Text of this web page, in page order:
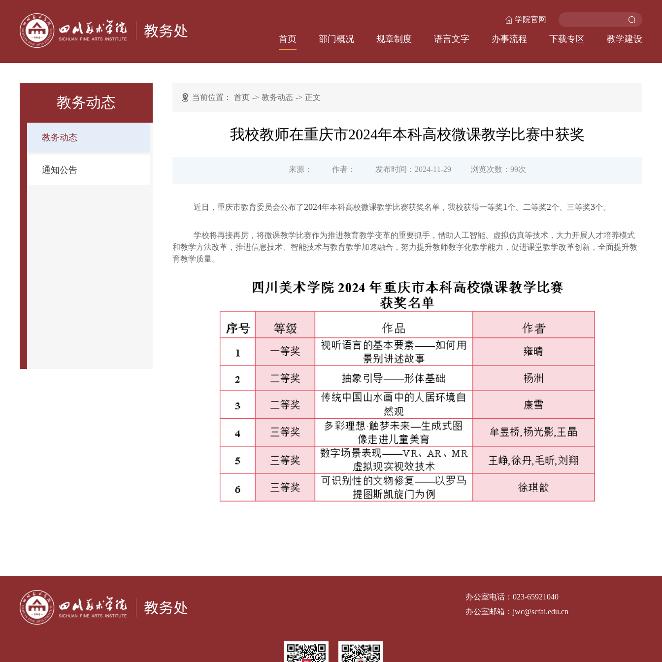
学院官网
首页 部门概况 规章制度 语言文字 办事流程 下载专区 教学建设
教务动态
教务动态
通知公告
当前位置： 首页 -> 教务动态 -> 正文
我校教师在重庆市2024年本科高校微课教学比赛中获奖
来源： 作者： 发布时间：2024-11-29 浏览次数： 99次
近日，重庆市教育委员会公布了2024年本科高校微课教学比赛获奖名单，我校获得一等奖1个、二等奖2个、三等奖3个。
学校将再接再厉，将微课教学比赛作为推进教育教学变革的重要抓手，借助人工智能、虚拟仿真等技术，大力开展人才培养模式
和教学方法改革，推进信息技术、智能技术与教育教学加速融合，努力提升教师数字化教学能力，促进课堂教学改革创新，全面提升教
育教学质量。
办公室电话： 023-65921040
办公室邮箱： jwc@scfai.edu.cn